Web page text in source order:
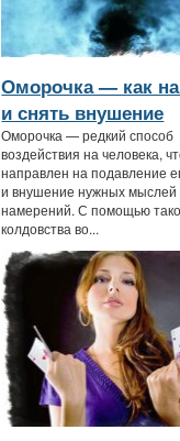
Оморочка — как
и снять внушение
Оморочка — редкий способ
воздействия на человека,
направлен на подавление
и внушение нужных мыслей
намерений. С помощью
колдовства во...